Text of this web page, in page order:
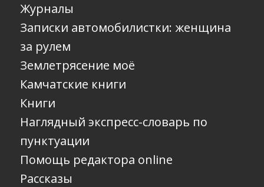
Журналы
Записки автомобилистки: женщина
за рулем
Землетрясение моё
Камчатские книги
Книги
Наглядный экспресс-словарь по
пунктуации
Помощь редактора online
Рассказы